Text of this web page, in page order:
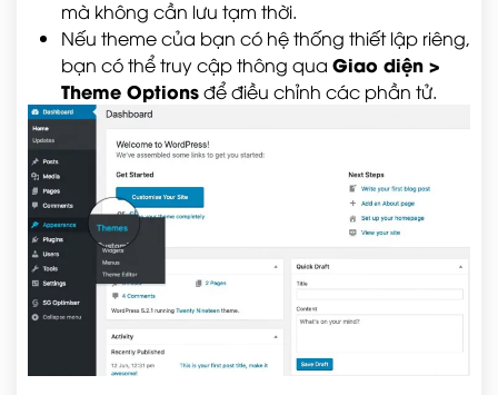
mà không cần lưu tạm thời.
Nếu theme của bạn có hệ thống thiết lập riêng,
bạn có thể truy cập thông qua Giao diện >
Theme Optionsđể điều chỉnh các phần tử.